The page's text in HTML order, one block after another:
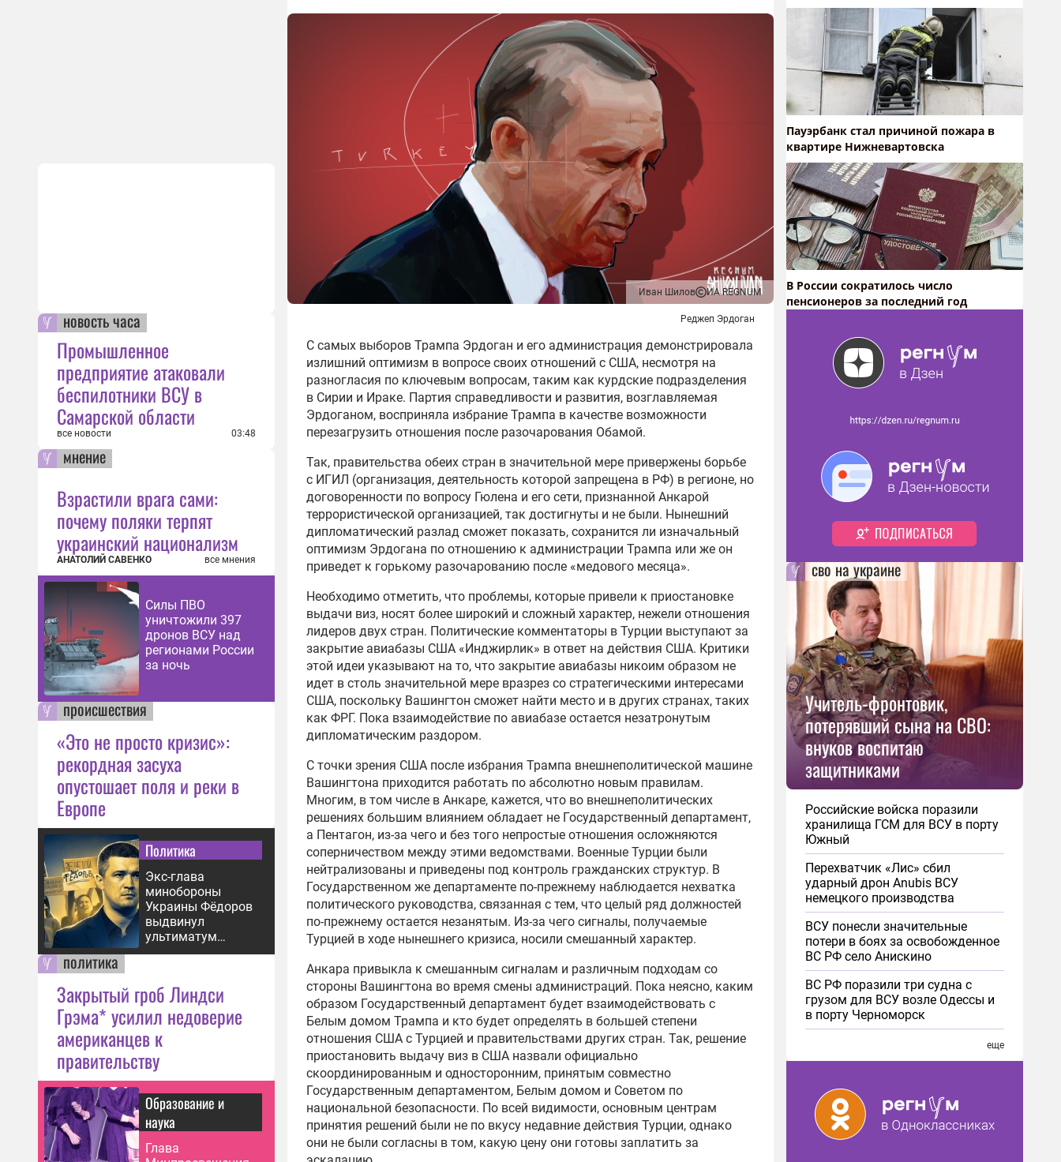
новость часа
Промышленное
предприятие атаковали
беспилотники ВСУ в
Самарской области
все новости 03:48
мнение
Взрастили врага сами:
почему поляки терпят
украинский национализм
АНАТОЛИЙ САВЕНКО все мнения
Силы ПВО
уничтожили 397
дронов ВСУ над
регионами России
за ночь
происшествия
«Это не просто кризис»:
рекордная засуха
опустошает поля и реки в
Европе
Политика
Экс-глава
минобороны
Украины Фёдоров
выдвинул
ультиматум
Зеленскому
политика
Закрытый гроб Линдси
Грэма* усилил недоверие
американцев к
правительству
Образование и
наука
Глава
Иван Шилов ИА REGNUM
Реджеп Эрдоган
С самых выборов Трампа Эрдоган и его администрация демонстрировала
излишний оптимизм в вопросе своих отношений с США, несмотря на
разногласия по ключевым вопросам, таким как курдские подразделения
в Сирии и Ираке. Партия справедливости и развития, возглавляемая
Эрдоганом, восприняла избрание Трампа в качестве возможности
перезагрузить отношения после разочарования Обамой.
Так, правительства обеих стран в значительной мере привержены борьбе
с ИГИЛ (организация, деятельность которой запрещена в РФ) в регионе, но
договоренности по вопросу Гюлена и его сети, признанной Анкарой
террористической организацией, так достигнуты и не были. Нынешний
дипломатический разлад сможет показать, сохранится ли изначальный
оптимизм Эрдогана по отношению к администрации Трампа или же он
приведет к горькому разочарованию после «медового месяца».
Необходимо отметить, что проблемы, которые привели к приостановке
выдачи виз, носят более широкий и сложный характер, нежели отношения
лидеров двух стран. Политические комментаторы в Турции выступают за
закрытие авиабазы США « Инджирлик» в ответ на действия США. Критики
этой идеи указывают на то, что закрытие авиабазы никоим образом не
идет в столь значительной мере вразрез со стратегическими интересами
США, поскольку Вашингтон сможет найти место и в других странах, таких
как ФРГ. Пока взаимодействие по авиабазе остается незатронутым
дипломатическим раздором.
С точки зрения США после избрания Трампа внешнеполитической машине
Вашингтона приходится работать по абсолютно новым правилам.
Многим, в том числе в Анкаре, кажется, что во внешнеполитических
решениях большим влиянием обладает не Государственный департамент,
а Пентагон, из-за чего и без того непростые отношения осложняются
соперничеством между этими ведомствами. Военные Турции были
нейтрализованы и приведены под контроль гражданских структур. В
Государственном же департаменте по-прежнему наблюдается нехватка
политического руководства, связанная с тем, что целый ряд должностей
по-прежнему остается незанятым. Из-за чего сигналы, получаемые
Турцией в ходе нынешнего кризиса, носили смешанный характер.
Анкара привыкла к смешанным сигналам и различным подходам со
стороны Вашингтона во время смены администраций. Пока неясно, каким
образом Государственный департамент будет взаимодействовать с
Белым домом Трампа и кто будет определять в большей степени
отношения США с Турцией и правительствами других стран. Так, решение
приостановить выдачу виз в США назвали официально
скоординированным и односторонним, принятым совместно
Государственным департаментом, Белым домом и Советом по
национальной безопасности. По всей видимости, основным центрам
принятия решений были не по вкусу недавние действия Турции, однако
они не были согласны в том, какую цену они готовы заплатить за
Пауэрбанк стал причиной пожара в
квартире Нижневартовска
В России сократилось число
пенсионеров за последний год
сво на украине
Учитель-фронтовик,
потерявший сына на СВО:
внуков воспитаю
защитниками
Российские войска поразили
хранилища ГСМ для ВСУ в порту
Южный
Перехватчик «Лис» сбил
ударный дрон Anubis ВСУ
немецкого производства
ВСУ понесли значительные
потери в боях за освобожденное
ВС РФ село Анискино
ВС РФ поразили три судна с
грузом для ВСУ возле Одессы и
в порту Черноморск
еще